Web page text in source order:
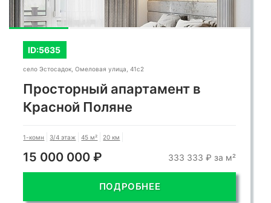
ID:5635
село Эстосадок, Омеловая улица, 41с2
Просторный апартамент в
Красной Поляне
1-комн 3/4 этаж 45 м² 20 км
15 000 000 ₽ 333 333 ₽ за м²
ПОДРОБНЕЕ